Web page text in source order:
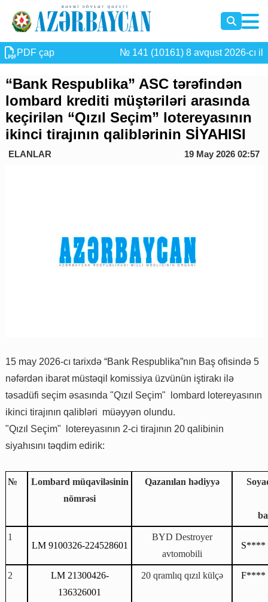
PDF çap № 141 (10161) 8 avqust 2026-cı il
“Bank Respublika” ASC tərəfindən
lombard krediti müştəriləri arasında
keçirilən “Qızıl Seçim” lotereyasının
ikinci tirajının qaliblərinin SİYAHISI
ELANLAR 19 May 2026 02:57
15 may 2026-cı tarixdə “Bank Respublika”nın Baş ofisində 5
nəfərdən ibarət müstəqil komissiya üzvünün iştirakı ilə
təsadüfi seçim əsasında "Qızıl Seçim" lombard lotereyasının
ikinci tirajının qalibləri müəyyən olundu.
"Qızıl Seçim" lotereyasının 2-ci tirajının 20 qalibinin
siyahısını təqdim edirik:
№
Lombard müqaviləsinin
nömrəsi
Qazanılan hədiyyə
1
LM 9100326-224528601
BYD Destroyer
avtomobili
S****
2 LM21300426-
136326001
20 qramlıq qızıl külçə F****